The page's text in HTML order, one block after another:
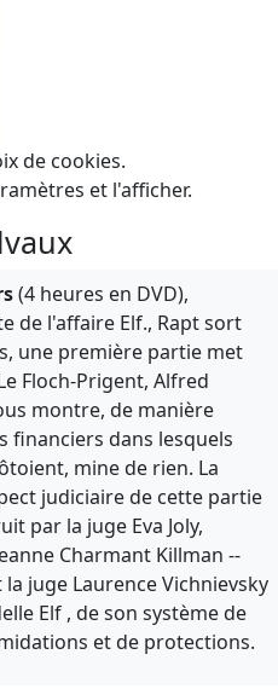
de cookies.
et l'afficher.
(4 heures en DVD),
de l'affaire Elf., Rapt sort
une première partie met
Floch-Prigent, Alfred
montre, de manière
financiers dans lesquels
mine de rien. La
judiciaire de cette partie
par la juge Eva Joly,
Charmant Killman --
juge Laurence Vichnievsky
Elf , de son système de
et de protections.